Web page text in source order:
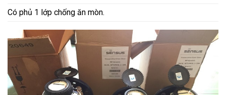
Có phủ 1 lớp chống ăn mòn.